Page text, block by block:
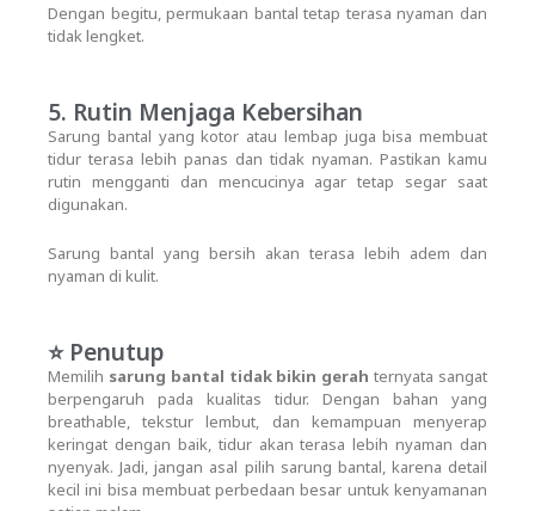
Dengan begitu, permukaan bantal tetap terasa nyaman dan
tidak lengket.
5. Rutin Menjaga Kebersihan
Sarung bantal yang kotor atau lembap juga bisa membuat
tidur terasa lebih panas dan tidak nyaman. Pastikan kamu
rutin mengganti dan mencucinya agar tetap segar saat
digunakan.
Sarung bantal yang bersih akan terasa lebih adem dan
nyaman di kulit.
⭐ Penutup
Memilih sarung bantal tidak bikin gerah ternyata sangat
berpengaruh pada kualitas tidur. Dengan bahan yang
breathable, tekstur lembut, dan kemampuan menyerap
keringat dengan baik, tidur akan terasa lebih nyaman dan
nyenyak. Jadi, jangan asal pilih sarung bantal, karena detail
kecil ini bisa membuat perbedaan besar untuk kenyamanan